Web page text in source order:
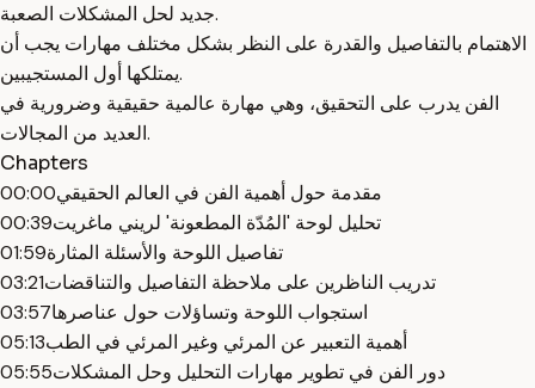
جديد لحل المشكلات الصعبة.
الاهتمام بالتفاصيل والقدرة على النظر بشكل مختلف مهارات يجب أن
يمتلكها أول المستجيبين.
الفن يدرب على التحقيق، وهي مهارة عالمية حقيقية وضرورية في
العديد من المجالات.
Chapters
00:00مقدمة حول أهمية الفن في العالم الحقيقي
00:39تحليل لوحة 'المُدّة المطعونة' لريني ماغريت
01:59تفاصيل اللوحة والأسئلة المثارة
03:21تدريب الناظرين على ملاحظة التفاصيل والتناقضات
03:57استجواب اللوحة وتساؤلات حول عناصرها
05:13أهمية التعبير عن المرئي وغير المرئي في الطب
05:55دور الفن في تطوير مهارات التحليل وحل المشكلات